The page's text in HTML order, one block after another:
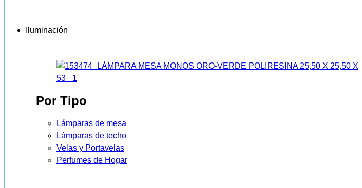
Iluminación
Por Tipo
Lámparas de mesa
Lámparas de techo
Velas y Portavelas
Perfumes de Hogar